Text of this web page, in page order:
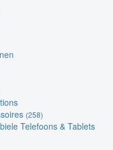
(258)
Telefoons & Tablets